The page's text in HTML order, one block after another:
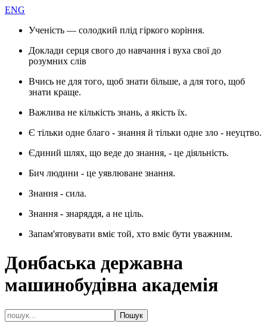
ENG
Ученість — солодкий плід гіркого коріння.
Доклади серця свого до навчання і вуха свої до
розумних слів
Вчись не для того, щоб знати більше, а для того, щоб
знати краще.
Важлива не кількість знань, а якість їх.
Є тільки одне благо - знання й тільки одне зло - неуцтво.
Єдиний шлях, що веде до знання, - це діяльність.
Бич людини - це уявлюване знання.
Знання - сила.
Знання - знаряддя, а не ціль.
Запам'ятовувати вміє той, хто вміє бути уважним.
Донбаська державна
машинобудівна академія